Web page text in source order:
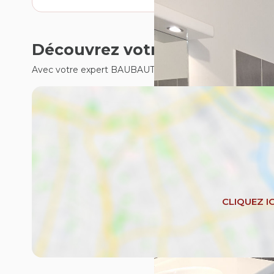
Découvrez votre futur
Avec votre expert BAUBAUT Immobilier & Assurances